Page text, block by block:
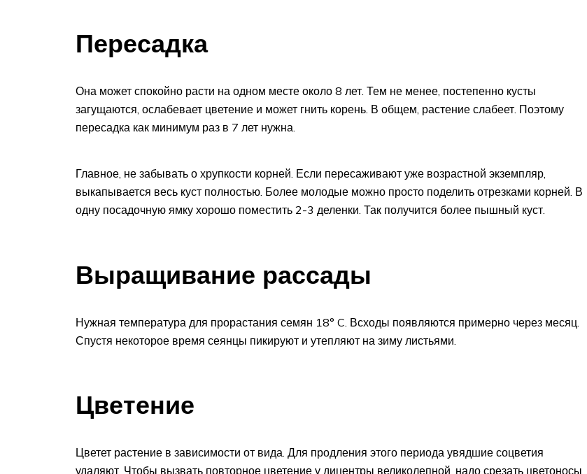
Пересадка
Она может спокойно расти на одном месте около 8 лет. Тем не менее, постепенно кусты
загущаются, ослабевает цветение и может гнить корень. В общем, растение слабеет. Поэтому
пересадка как минимум раз в 7 лет нужна.
Главное, не забывать о хрупкости корней. Если пересаживают уже возрастной экземпляр,
выкапывается весь куст полностью. Более молодые можно просто поделить отрезками корней. В
одну посадочную ямку хорошо поместить 2-3 деленки. Так получится более пышный куст.
Выращивание рассады
Нужная температура для прорастания семян 18° C. Всходы появляются примерно через месяц.
Спустя некоторое время сеянцы пикируют и утепляют на зиму листьями.
Цветение
Цветет растение в зависимости от вида. Для продления этого периода увядшие соцветия
удаляют. Чтобы вызвать повторное цветение у дицентры великолепной, надо срезать цветоносы